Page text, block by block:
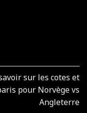
sur les cotes et
pour Norvège vs
Angleterre